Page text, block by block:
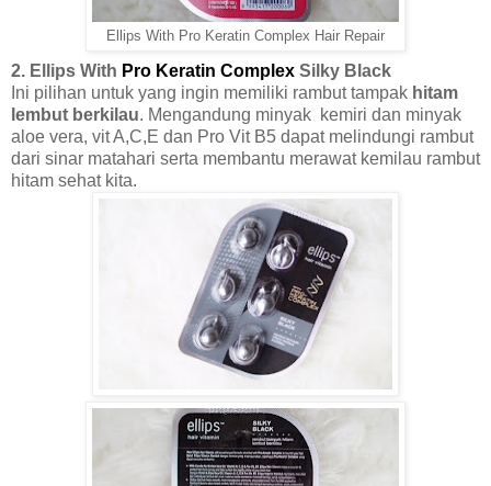
Ellips With Pro Keratin Complex Hair Repair
2. Ellips With Pro Keratin Complex Silky Black
Ini pilihan untuk yang ingin memiliki rambut tampak hitam
lembut berkilau. Mengandung minyak kemiri dan minyak
aloe vera, vit A,C,E dan Pro Vit B5 dapat melindungi rambut
dari sinar matahari serta membantu merawat kemilau rambut
hitam sehat kita.